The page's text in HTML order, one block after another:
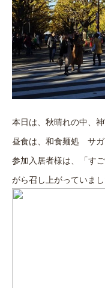
本日は、秋晴れの中、
昼食は、和食麺処 サガ
参加入居者様は、「す
がら召し上がっていまし